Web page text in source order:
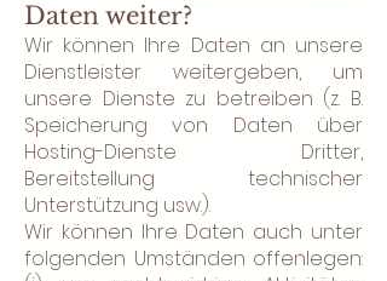
Daten weiter?
Wir können Ihre Daten an unsere
Dienstleister weitergeben, um
unsere Dienste zu betreiben (z. B.
Speicherung von Daten über
Hosting-Dienste Dritter,
Bereitstellung technischer
Unterstützung usw.).
Wir können Ihre Daten auch unter
folgenden Umständen offenlegen: